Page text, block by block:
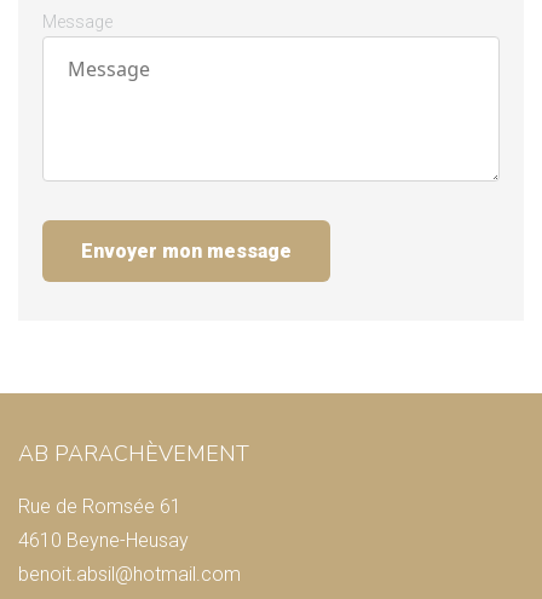
Message
Envoyer mon message
AB PARACHÈVEMENT
Rue de Romsée 61
4610 Beyne-Heusay
benoit.absil@hotmail.com